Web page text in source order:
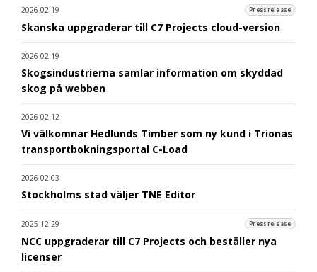
2026-02-19 Pressrelease
Skanska uppgraderar till C7 Projects cloud-version
2026-02-19
Skogsindustrierna samlar information om skyddad
skog på webben
2026-02-12
Vi välkomnar Hedlunds Timber som ny kund i Trionas
transportbokningsportal C-Load
2026-02-03
Stockholms stad väljer TNE Editor
2025-12-29 Pressrelease
NCC uppgraderar till C7 Projects och beställer nya
licenser